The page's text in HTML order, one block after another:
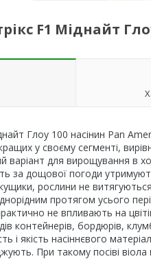
F1 Міднайт
Глоу 100 насінин Pan
у своєму сегменті,
варіант для вирощування в
за дощової погоди
рослини не
протягом усього
не впливають на
контейнерів, бордюрів,
якість насіннєвого
При такому посіві